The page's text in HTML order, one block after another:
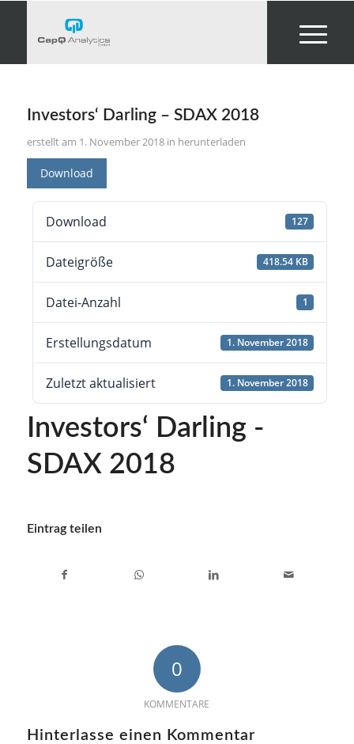
Investors‘ Darling – SDAX 2018
1. November 2018 in herunterladen
Download
Download 127
Dateigröße 418.54 KB
Datei-Anzahl 1
Erstellungsdatum 1. November 2018
Zuletzt aktualisiert 1. November 2018
Investors‘ Darling -
SDAX 2018
Eintrag teilen
0
KOMMENTARE
Hinterlasse einen Kommentar